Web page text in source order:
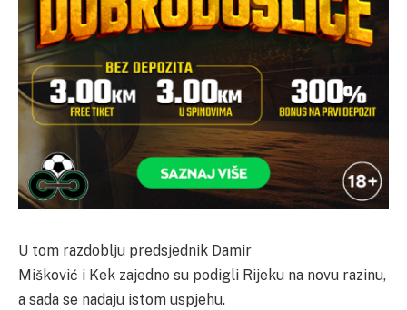
U tom razdoblju predsjednik Damir
Mišković i Kek zajedno su podigli Rijeku na novu razinu,
a sada se nadaju istom uspjehu.